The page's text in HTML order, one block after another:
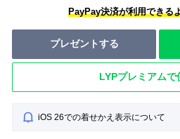
PayPay決済が利用できる
プレゼントする
LYPプレミアムで
iOS 26での着せかえ表示について